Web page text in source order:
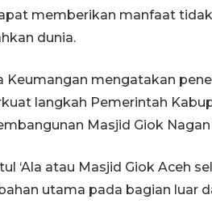
memberikan manfaat
dunia.
Keumangan mengatakan
langkah Pemerintah
Masjid Giok Nagan
‘Ala atau Masjid Giok Aceh
utama pada bagian luar